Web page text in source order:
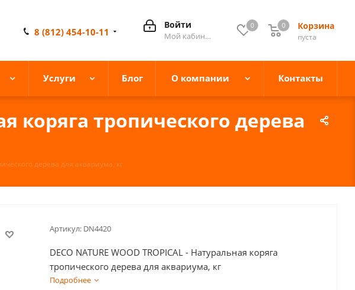
0 Корзина
0
пуста
0
Войти
Мой кабинет
8 (812) 454-10-11
Услуги Блог О компании Контакты
коряга тропического дерева
дерева для аквариума, кг
Артикул: DN4420
DECO NATURE WOOD TROPICAL - Натуральная коряга
тропического дерева для аквариума, кг
Подробнее